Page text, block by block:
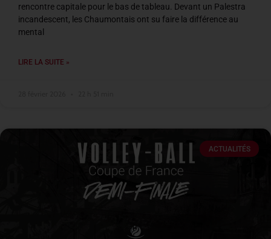
rencontre capitale pour le bas de tableau. Devant un Palestra
incandescent, les Chaumontais ont su faire la différence au
mental
LIRE LA SUITE »
ACTUALITÉS